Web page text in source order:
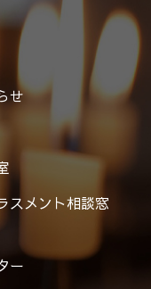
せ
スメント相談窓
ー